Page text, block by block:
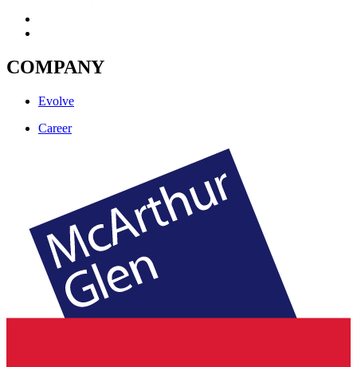
COMPANY
Evolve
Career